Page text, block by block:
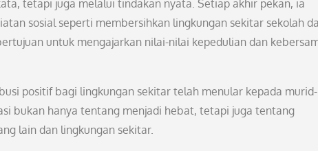
tetapi juga melalui tindakan nyata. Setiap akhir pekan, ia
sosial seperti membersihkan lingkungan sekitar sekolah
untuk mengajarkan nilai-nilai kepedulian dan
positif bagi lingkungan sekitar telah menular kepada murid-
bukan hanya tentang menjadi hebat, tetapi juga tentang
lain dan lingkungan sekitar.